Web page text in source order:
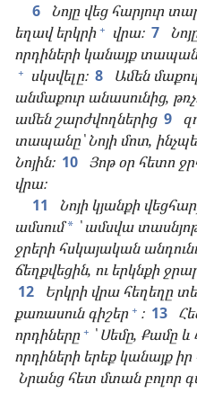
6 Նոյը վեց հարյուր
եղավ երկրի + վրա։ 7
որդիների կանայք
+ սկսվելը։ 8 Ամեն
անմաքուր անասունից,
ամեն շարժվողներից 9
տապանը՝ Նոյի մոտ,
Նոյին։ 10 Յոթ օր հետո
վրա։
11
Նոյի կյանքի
ամսում * ՝ ամսվա
ջրերի հսկայական
ճեղքվեցին, ու երկնքի
12
Երկրի վրա հեղեղը
քառասուն գիշեր + ։ 13
որդիները + ՝ Սեմը, Քամը
որդիների երեք կանայք
Նրանց հետ մտան բոլոր